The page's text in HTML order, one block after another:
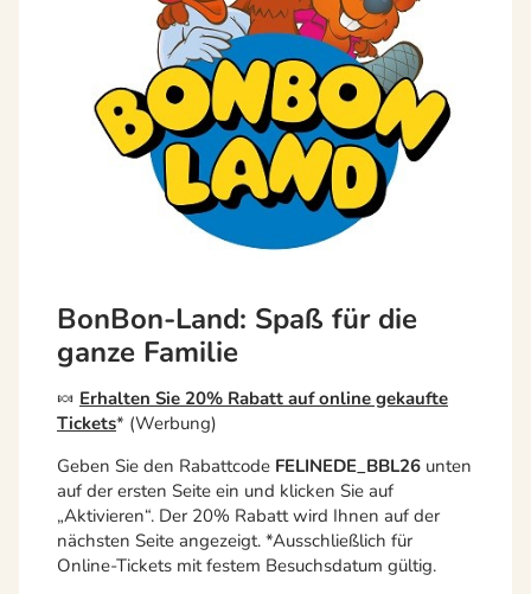
BonBon-Land: Spaß für die
ganze Familie
🍬 Erhalten Sie 20% Rabatt auf online gekaufte
Tickets* (Werbung)
Geben Sie den Rabattcode FELINEDE_BBL26 unten
auf der ersten Seite ein und klicken Sie auf
„Aktivieren“. Der 20% Rabatt wird Ihnen auf der
nächsten Seite angezeigt. *Ausschließlich für
Online-Tickets mit festem Besuchsdatum gültig.